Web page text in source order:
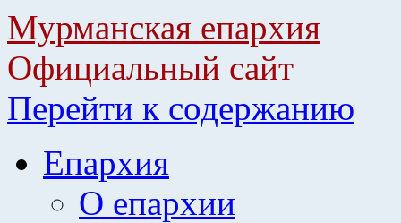
Мурманская епархия
Официальный сайт
Перейти к содержанию
Епархия
О епархии